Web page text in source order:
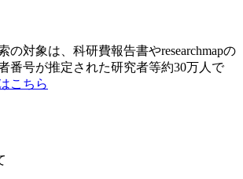
の対象は、科研費報告書やresearchmapの
番号が推定された研究者等約30万人で
こちら